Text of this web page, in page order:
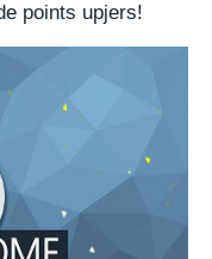
points upjers!